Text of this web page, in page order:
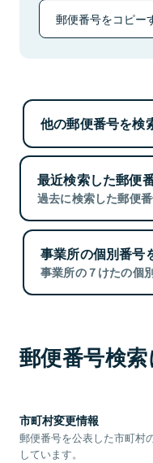
郵便番号をコピー
他の郵便番号を検
最近検索した郵便
過去に検索した郵便
事業所の個別番号
事業所の７けたの個
郵便番号検
市町村変更情報
郵便番号を公表した市町村
しています。